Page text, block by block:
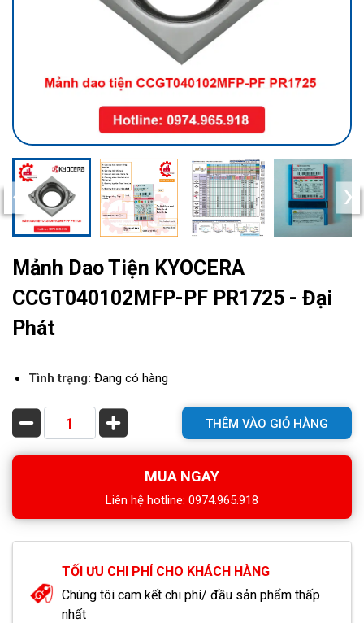
‹ ›
Mảnh Dao Tiện KYOCERA
CCGT040102MFP-PF PR1725 - Đại
Phát
Tình trạng: Đang có hàng
THÊM VÀO GIỎ HÀNG
MUA NGAY
Liên hệ hotline: 0974.965.918
TỐI ƯU CHI PHÍ CHO KHÁCH HÀNG
Chúng tôi cam kết chi phí/ đầu sản phẩm thấp
nhất